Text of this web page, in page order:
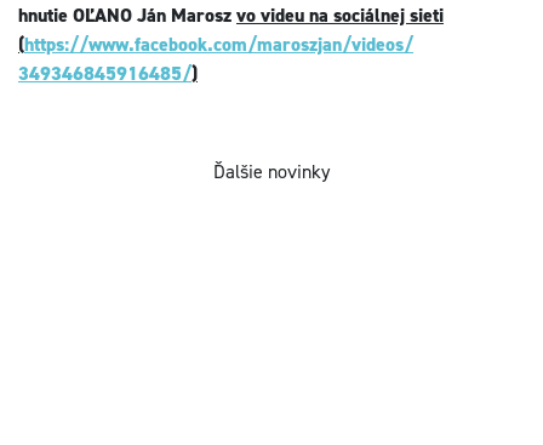
hnutie OĽANO Ján Maroszvo videu na sociálnej sieti
(https://www.facebook.com/maroszjan/videos/
349346845916485/)
Ďalšie novinky